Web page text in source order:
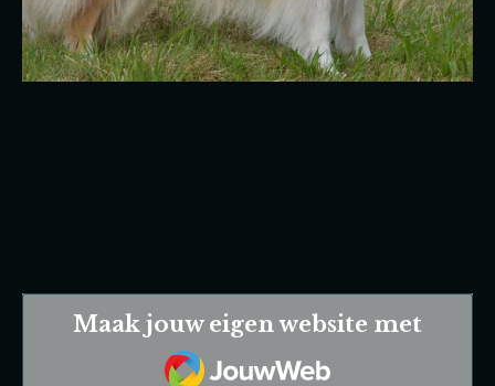
Maak jouw eigen website met
JouwWeb